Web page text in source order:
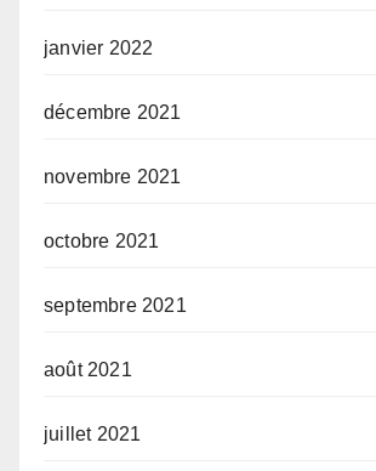
janvier 2022
décembre 2021
novembre 2021
octobre 2021
septembre 2021
août 2021
juillet 2021